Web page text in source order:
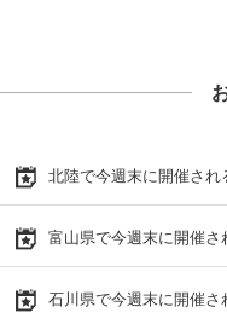
北陸で今週末に開催され
富山県で今週末に開催さ
石川県で今週末に開催さ